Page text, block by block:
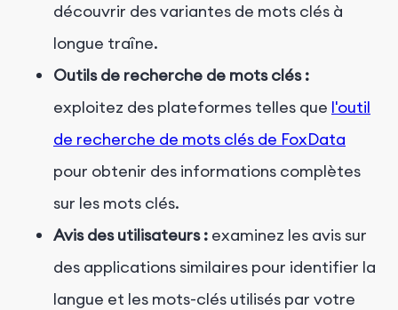
découvrir des variantes de mots clés à
longue traîne.
Outils de recherche de mots clés :
exploitez des plateformes telles que l'outil
de recherche de mots clés de FoxData
pour obtenir des informations complètes
sur les mots clés.
Avis des utilisateurs : examinez les avis sur
des applications similaires pour identifier la
langue et les mots-clés utilisés par votre